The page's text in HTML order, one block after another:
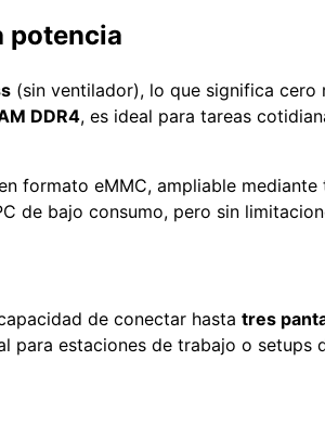
potencia
(sin ventilador), lo que significa cero
DDR4, es ideal para tareas
formato eMMC, ampliable
de bajo consumo, pero sin
de conectar hasta tres
para estaciones de trabajo o setups